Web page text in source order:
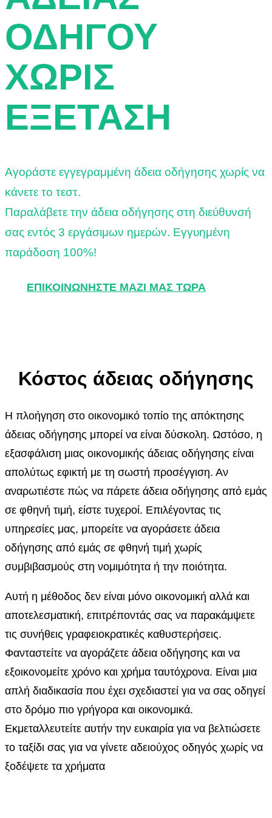
ΟΔΗΓΟΥ
ΧΩΡΙΣ
ΕΞΕΤΑΣΗ
Αγοράστε εγγεγραμμένη άδεια οδήγησης χωρίς να
κάνετε το τεστ.
Παραλάβετε την άδεια οδήγησης στη διεύθυνσή
σας εντός 3 εργάσιμων ημερών. Εγγυημένη
παράδοση 100%!
ΕΠΙΚΟΙΝΩΝΗΣΤΕ ΜΑΖΙ ΜΑΣ ΤΩΡΑ
Κόστος άδειας οδήγησης
Η πλοήγηση στο οικονομικό τοπίο της απόκτησης
άδειας οδήγησης μπορεί να είναι δύσκολη. Ωστόσο, η
εξασφάλιση μιας οικονομικής άδειας οδήγησης είναι
απολύτως εφικτή με τη σωστή προσέγγιση. Αν
αναρωτιέστε πώς να πάρετε άδεια οδήγησης από εμάς
σε φθηνή τιμή, είστε τυχεροί. Επιλέγοντας τις
υπηρεσίες μας, μπορείτε να αγοράσετε άδεια
οδήγησης από εμάς σε φθηνή τιμή χωρίς
συμβιβασμούς στη νομιμότητα ή την ποιότητα.
Αυτή η μέθοδος δεν είναι μόνο οικονομική αλλά και
αποτελεσματική, επιτρέποντάς σας να παρακάμψετε
τις συνήθεις γραφειοκρατικές καθυστερήσεις.
Φανταστείτε να αγοράζετε άδεια οδήγησης και να
εξοικονομείτε χρόνο και χρήμα ταυτόχρονα. Είναι μια
απλή διαδικασία που έχει σχεδιαστεί για να σας οδηγεί
στο δρόμο πιο γρήγορα και οικονομικά.
Εκμεταλλευτείτε αυτήν την ευκαιρία για να βελτιώσετε
το ταξίδι σας για να γίνετε αδειούχος οδηγός χωρίς να
ξοδέψετε τα χρήματα